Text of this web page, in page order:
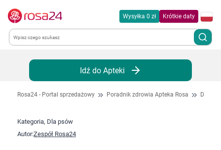
Wysyłka 0 zł Krótkie daty
Kategorie
Chemia gospodarcza
Dla zwierząt
Idź do Apteki
Rosa24 - Portal sprzedażowy Poradnik zdrowia Apteka Rosa Dla
Kategoria, Dla psów
Autor:Zespół Rosa24